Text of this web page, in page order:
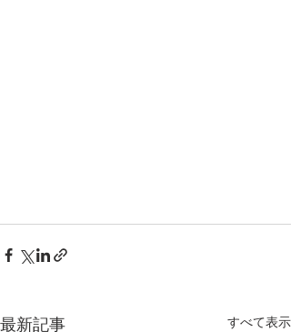
最新記事 すべて表示